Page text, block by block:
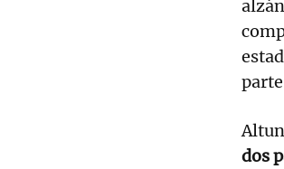
dos